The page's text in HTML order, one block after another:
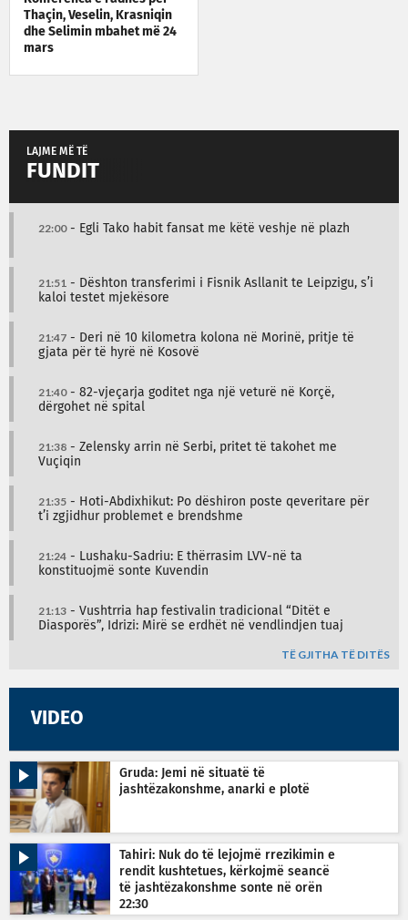
Thaçin, Veselin, Krasniqin
dhe Selimin mbahet më 24
mars
LAJME MË TË
FUNDIT
22:00- Egli Tako habit fansat me këtë veshje në plazh
21:51 - Dështon transferimi i Fisnik Asllanit te Leipzigu, s’i
kaloi testet mjekësore
21:47 - Deri në 10 kilometra kolona në Morinë, pritje të
gjata për të hyrë në Kosovë
21:40- 82-vjeçarja goditet nga një veturë në Korçë,
dërgohet në spital
21:38 - Zelensky arrin në Serbi, pritet të takohet me
Vuçiqin
21:35 - Hoti-Abdixhikut: Po dëshiron poste qeveritare për
t’i zgjidhur problemet e brendshme
21:24 - Lushaku-Sadriu: E thërrasim LVV-në ta
konstituojmë sonte Kuvendin
21:13 - Vushtrria hap festivalin tradicional “Ditët e
Diasporës”, Idrizi: Mirë se erdhët në vendlindjen tuaj
TË GJITHA TË DITËS
VIDEO
Gruda: Jemi në situatë të
jashtëzakonshme, anarki e plotë
Tahiri: Nuk do të lejojmë rrezikimin e
rendit kushtetues, kërkojmë seancë
të jashtëzakonshme sonte në orën
22:30